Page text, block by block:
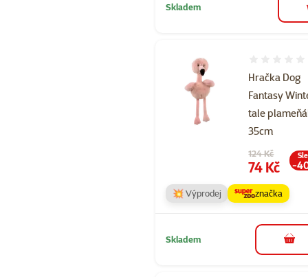
Skladem
Hračka Dog
Fantasy
tale
35cm
Původní cena
124 Kč
Cena
74 Kč -
💥 Výprodej značka
Skladem do